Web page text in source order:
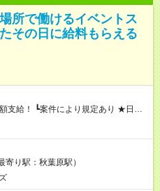
所で働けるイベントス
その日に給料もらえる
たその日に現金GET♪ お仕事後はコ
せます！ 【試用期間】試
り駅：秋葉原駅）